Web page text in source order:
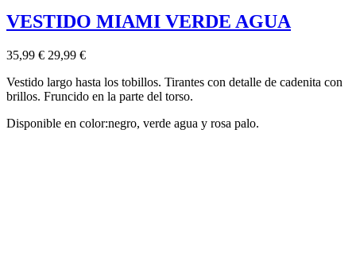
VESTIDO MIAMI VERDE AGUA
35,99 € 29,99 €
Vestido largo hasta los tobillos. Tirantes con detalle de cadenita con
brillos. Fruncido en la parte del torso.
Disponible en color:negro, verde agua y rosa palo.